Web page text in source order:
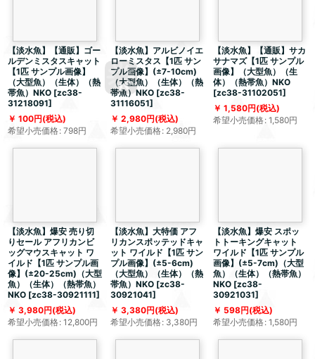
【淡水魚】【通販】ゴー
ルデンミスタスキャット
【1匹 サンプル画像】
（大型魚）（生体）（熱
帯魚）NKO [zc38-
31218091]
100円(税込)
希望小売価格: 798円
【淡水魚】アルビノイエ
ローミスタス【1匹 サン
プル画像】(±7-10cm)
（大型魚）（生体）（熱
帯魚）NKO [zc38-
31116051]
2,980円(税込)
希望小売価格: 2,980円
【淡水魚】【通販】サカ
サナマズ【1匹 サンプル
画像】（大型魚）（生
体）（熱帯魚）NKO
[zc38-31102051]
1,580円(税込)
希望小売価格: 1,580円
【淡水魚】爆安 売り切
りセール アフリカンビ
ッグマウスキャット ワ
イルド【1匹 サンプル画
像】(±20-25cm)（大型
魚）（生体）（熱帯魚）
NKO [zc38-30921111]
3,980円(税込)
希望小売価格: 12,800円
【淡水魚】大特価 アフ
リカンスポッテッドキャ
ット ワイルド【1匹 サン
プル画像】(±5-6cm)
（大型魚）（生体）（熱
帯魚）NKO [zc38-
30921041]
3,380円(税込)
希望小売価格: 3,380円
【淡水魚】爆安 スポッ
トトーキングキャット
ワイルド【1匹 サンプル
画像】(±5-7cm)（大型
魚）（生体）（熱帯魚）
NKO [zc38-
30921031]
598円(税込)
希望小売価格: 1,580円